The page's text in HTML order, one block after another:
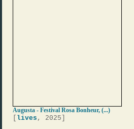
Augusta - Festival Rosa Bonheur, (...)
lives , 2025]